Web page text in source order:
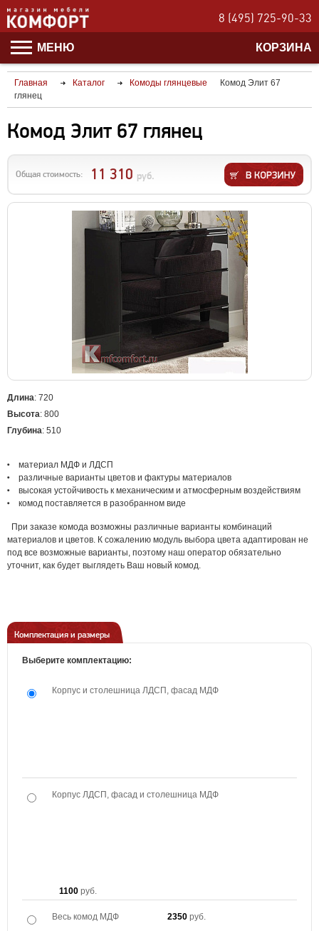
8 (495) 725-90-33
МЕНЮ КОРЗИНА
Главная Каталог Комоды глянцевые
Комод Элит 67
глянец
Комод Элит 67 глянец
Общая стоимость: 11 310 руб.
Длина: 720
Высота: 800
Глубина: 510
материал МДФ и ЛДСП
различные варианты цветов и фактуры материалов
высокая устойчивость к механическим и атмосферным воздействиям
комод поставляется в разобранном виде
При заказе комода возможны различные варианты комбинаций
материалов и цветов. К сожалению модуль выбора цвета адаптирован не
под все возможные варианты, поэтому наш оператор обязательно
уточнит, как будет выглядеть Ваш новый комод.
Комплектация и размеры
Выберите комплектацию:
Корпус и столешница ЛДСП, фасад МДФ
Корпус ЛДСП, фасад и столешница МДФ
1100 руб.
Весь комод МДФ 2350 руб.